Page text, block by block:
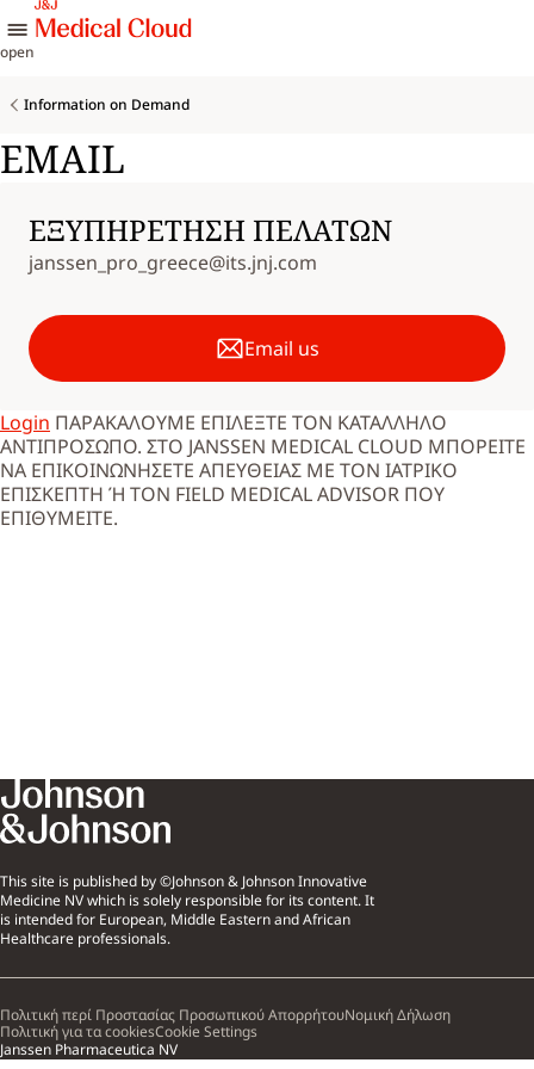
open
Information on Demand
EMAIL
ΕΞΥΠΗΡΕΤΗΣΗ ΠΕΛΑΤΩΝ
janssen_pro_greece@its.jnj.com
Email us
Login ΠΑΡΑΚΑΛΟΥΜΕ ΕΠΙΛΕΞΤΕ ΤΟΝ ΚΑΤΑΛΛΗΛΟ
ΑΝΤΙΠΡΟΣΩΠΟ. ΣΤΟ JANSSEN MEDICAL CLOUD ΜΠΟΡΕΙΤΕ
ΝΑ ΕΠΙΚΟΙΝΩΝΗΣΕΤΕ ΑΠΕΥΘΕΙΑΣ ΜΕ ΤΟΝ ΙΑΤΡΙΚΟ
ΕΠΙΣΚΕΠΤΗ Ή ΤΟΝ FIELD MEDICAL ADVISOR ΠΟΥ
ΕΠΙΘΥΜΕΙΤΕ.
This site is published by ©Johnson & Johnson Innovative
Medicine NV which is solely responsible for its content. It
is intended for European, Middle Eastern and African
Healthcare professionals.
Janssen Pharmaceutica NV
Πολιτική περί Προστασίας Προσωπικού ΑπορρήτουΝομική Δήλωση
Πολιτική για τα cookiesCookie Settings